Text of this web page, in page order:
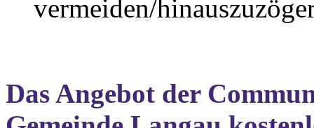
vermeiden/
Das Angebot der